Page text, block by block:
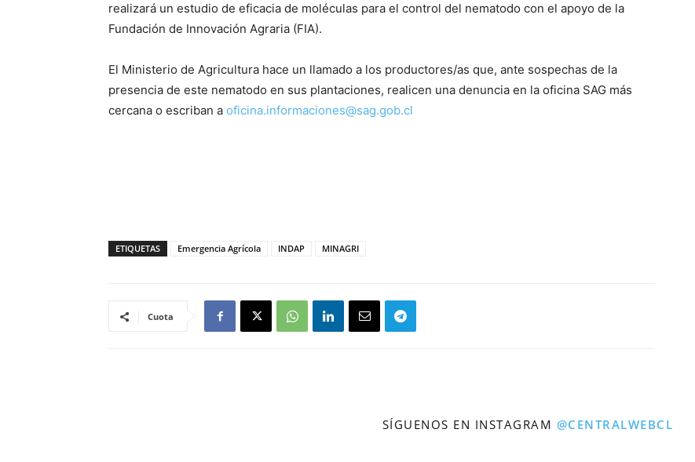
realizará un estudio de eficacia de moléculas para el control del nematodo con el apoyo de la
Fundación de Innovación Agraria (FIA).
El Ministerio de Agricultura hace un llamado a los productores/as que, ante sospechas de la
presencia de este nematodo en sus plantaciones, realicen una denuncia en la oficina SAG más
cercana o escriban a oficina.informaciones@sag.gob.cl
ETIQUETAS Emergencia Agrícola INDAP MINAGRI
Cuota
SÍGUENOS EN INSTAGRAM @CENTRALWEBCL